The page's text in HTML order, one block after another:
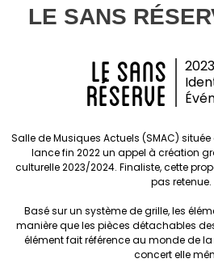
LE SANS
LE SANS
RÉServe
2023
Salle de Musiques Actuels (SMAC) située
lance fin 2022 un appel à création
culturelle 2023/2024. Finaliste, cette
pas retenue.
Basé sur un système de grille, les
manière que les pièces détachables
élément fait référence au monde de
concert elle